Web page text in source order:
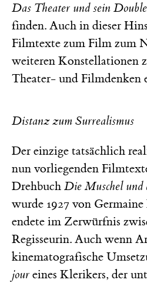
Das Theater und sein Double
finden. Auch in dieser
Filmtexte zum Film zum
weiteren Konstellationen
Theater- und Filmdenken
Distanz zum Surrealismus
Der einzige tatsächlich
nun vorliegenden
Drehbuch Die Muschel
wurde 1927 von
endete im Zerwürfnis
Regisseurin. Auch wenn
kinematografische
jour eines Klerikers, der